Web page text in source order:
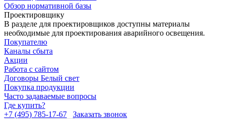
Обзор нормативной базы
Проектировщику
В разделе для проектировщиков доступны материалы
необходимые для проектирования аварийного освещения.
Покупателю
Каналы сбыта
Акции
Работа с сайтом
Договоры Белый свет
Покупка продукции
Часто задаваемые вопросы
Где купить?
+7 (495) 785-17-67
Заказать звонок